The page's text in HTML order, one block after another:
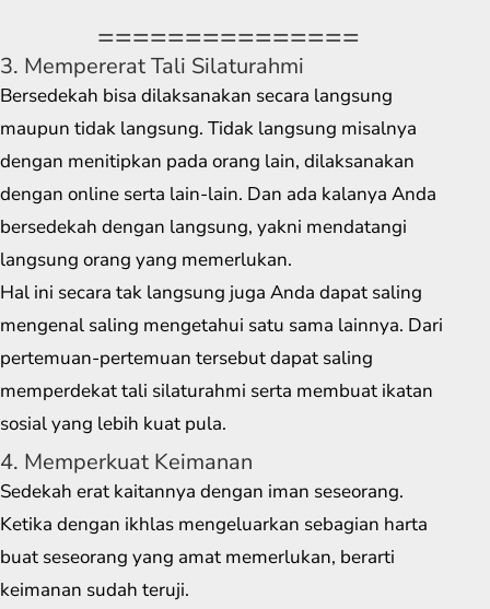
===============
3. Mempererat Tali Silaturahmi
Bersedekah bisa dilaksanakan secara langsung
maupun tidak langsung. Tidak langsung misalnya
dengan menitipkan pada orang lain, dilaksanakan
dengan online serta lain-lain. Dan ada kalanya Anda
bersedekah dengan langsung, yakni mendatangi
langsung orang yang memerlukan.
Hal ini secara tak langsung juga Anda dapat saling
mengenal saling mengetahui satu sama lainnya. Dari
pertemuan-pertemuan tersebut dapat saling
memperdekat tali silaturahmi serta membuat ikatan
sosial yang lebih kuat pula.
4. Memperkuat Keimanan
Sedekah erat kaitannya dengan iman seseorang.
Ketika dengan ikhlas mengeluarkan sebagian harta
buat seseorang yang amat memerlukan, berarti
keimanan sudah teruji.